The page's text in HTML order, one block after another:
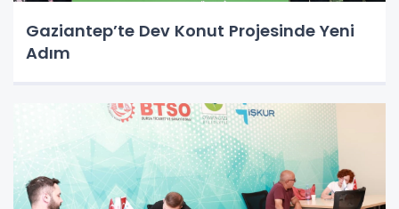
Gaziantep’te Dev Konut Projesinde Yeni
Adım